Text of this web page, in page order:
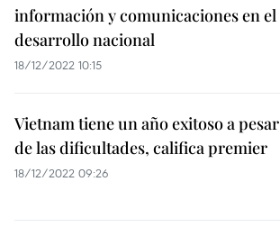
información y comunicaciones en el
desarrollo nacional
18/12/2022 10:15
Vietnam tiene un año exitoso a pesar
de las dificultades, califica premier
18/12/2022 09:26